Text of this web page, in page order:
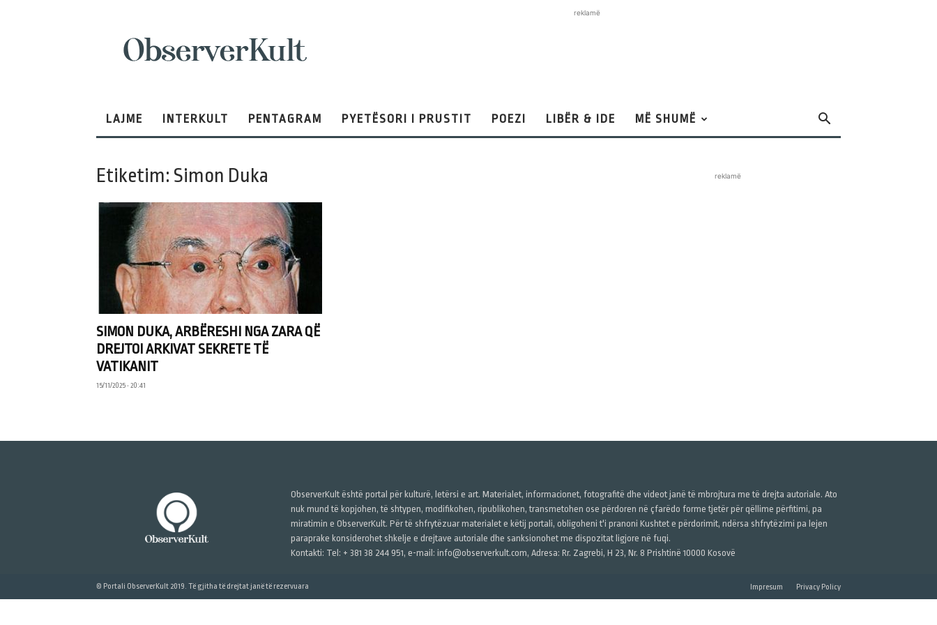
reklamë
LAJME INTERKULT PENTAGRAM PYETËSORI I PRUSTIT POEZI LIBËR & IDE MË SHUMË
Etiketim: Simon Duka
SIMON DUKA, ARBËRESHI NGA ZARA QË
DREJTOI ARKIVAT SEKRETE TË
VATIKANIT
15/11/2025 • 20:41
reklamë
ObserverKult është portal për kulturë, letërsi e art. Materialet, informacionet, fotografitë dhe videot janë të mbrojtura me të drejta autoriale. Ato
nuk mund të kopjohen, të shtypen, modifikohen, ripublikohen, transmetohen ose përdoren në çfarëdo forme tjetër për qëllime përfitimi, pa
miratimin e ObserverKult. Për të shfrytëzuar materialet e këtij portali, obligoheni t'i pranoni Kushtet e përdorimit, ndërsa shfrytëzimi pa lejen
paraprake konsiderohet shkelje e drejtave autoriale dhe sanksionohet me dispozitat ligjore në fuqi.
Kontakti: Tel: + 381 38 244 951, e-mail: info@observerkult.com, Adresa: Rr. Zagrebi, H 23, Nr. 8 Prishtinë 10000 Kosovë
Impresum Privacy Policy
© Portali ObserverKult 2019. Të gjitha të drejtat janë të rezervuara